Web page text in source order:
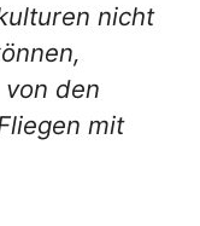
nicht
den
mit